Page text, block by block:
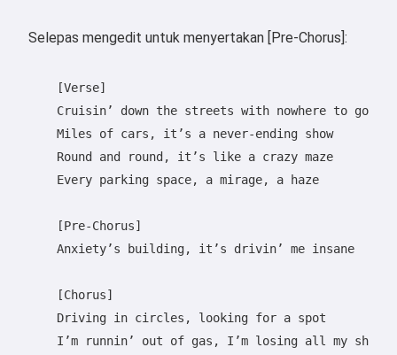
Selepas mengedit untuk menyertakan [Pre-Chorus]:
    [Verse]
    Cruisin’ down the streets with nowhere to go
    Miles of cars, it’s a never-ending show
    Round and round, it’s like a crazy maze
    Every parking space, a mirage, a haze
    [Pre-Chorus]
    Anxiety’s building, it’s drivin’ me insane
    [Chorus]
    Driving in circles, looking for a spot
    I’m runnin’ out of gas, I’m losing all my shots
Saya boleh mencipta lagu, menulis
Cuba secara percuma